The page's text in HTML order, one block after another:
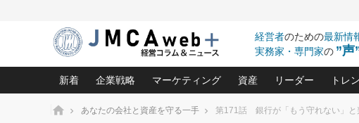
経営者のための最新情
実務家・専門家の ”声
新着 企業戦略 マーケティング 資産 リーダー トレ
ホーム あなたの会社と資産を守る一手 第171話 銀行が「もう守れない」と